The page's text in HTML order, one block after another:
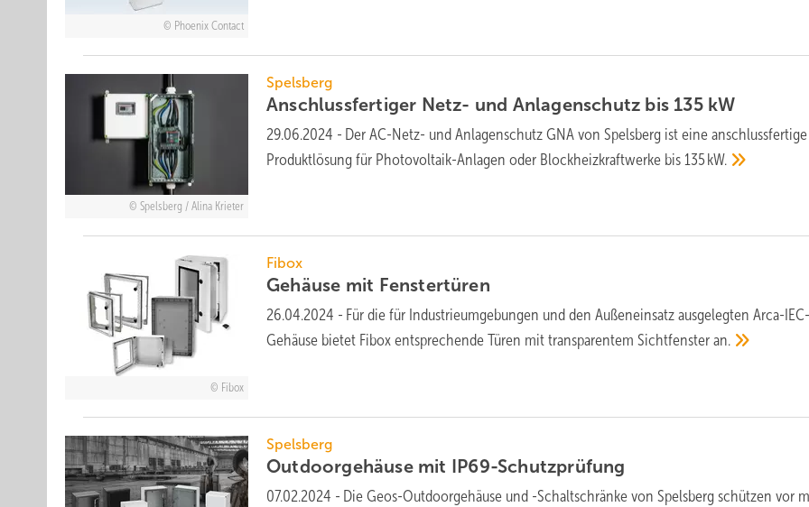
Phoenix Contact
Spelsberg / Alina Krieter
Spelsberg
Anschlussfertiger Netz- und Anlagenschutz bis 135 kW
29.06.2024 - Der AC-Netz- und Anlagenschutz GNA von Spelsberg ist eine an­schluss­fertige
Produkt­lösung für Photo­vol­taik-Anlagen oder Block­heiz­kraft­werke bis 135 kW.
Fibox
Fibox
Gehäuse mit Fenstertüren
26.04.2024 - Für die für Industrie­um­ge­bungen und den Außen­ein­satz aus­ge­leg­ten Arca-IEC-
Gehäuse bietet Fibox ent­sprechen­de Türen mit trans­pa­ren­tem Sicht­fens­teran.
Spelsberg
Outdoorgehäuse mit IP69-Schutzprüfung
07.02.2024 - Die Geos-Outdoorgehäuse und -Schalt­schränke von Spelsberg schützen vor